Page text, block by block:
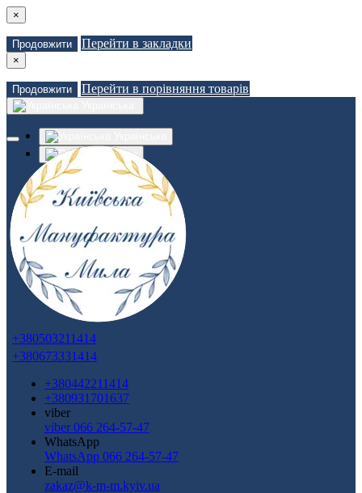
×
Продовжити Перейти в закладки
×
Продовжити Перейти в порівняння товарів
Russian
Закладки (0)
Порівняння товарів (0)
Зв'язатися з нами
Авторизація
Реєстрація
+380503211414
+380673331414
+380442211414
+380931701637
viber
viber 066 264-57-47
WhatsApp
WhatsApp 066 264-57-47
E-mail
zakaz@k-m-m.kyiv.ua